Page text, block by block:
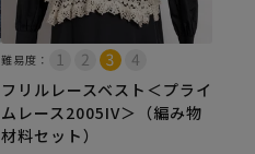
難易度：
フリルレースベスト＜プライ
ムレース2005IV＞（編み物
材料セット）